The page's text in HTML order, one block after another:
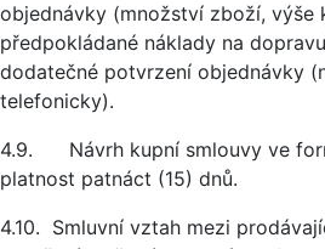
objednávky (množství zboží, výše
předpokládané náklady na
dodatečné potvrzení objednávky
telefonicky).
4.9. Návrh kupní smlouvy ve
platnost patnáct (15) dnů.
4.10. Smluvní vztah mezi